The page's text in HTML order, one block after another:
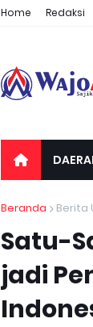
Home Redaksi
Beranda Berita
Satu-
jadi